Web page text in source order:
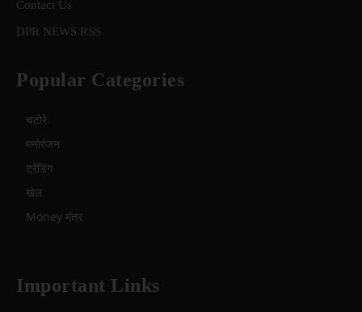
Contact Us
DPR NEWS RSS
Popular Categories
चटोरे
मनोरंजन
ट्रेंडिंग
खेल
Money मंत्र
Important Links